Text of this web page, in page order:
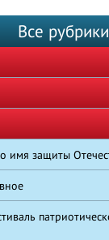
Все рубрики
имя защиты